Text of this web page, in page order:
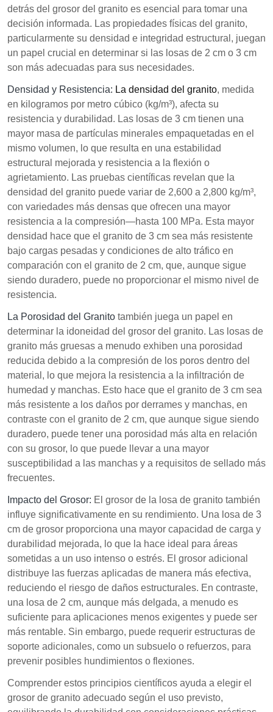
detrás del grosor del granito es esencial para tomar una
decisión informada. Las propiedades físicas del granito,
particularmente su densidad e integridad estructural, juegan
un papel crucial en determinar si las losas de 2 cm o 3 cm
son más adecuadas para sus necesidades.
Densidad y Resistencia: La densidad del granito, medida
en kilogramos por metro cúbico (kg/m³), afecta su
resistencia y durabilidad. Las losas de 3 cm tienen una
mayor masa de partículas minerales empaquetadas en el
mismo volumen, lo que resulta en una estabilidad
estructural mejorada y resistencia a la flexión o
agrietamiento. Las pruebas científicas revelan que la
densidad del granito puede variar de 2,600 a 2,800 kg/m³,
con variedades más densas que ofrecen una mayor
resistencia a la compresión—hasta 100 MPa. Esta mayor
densidad hace que el granito de 3 cm sea más resistente
bajo cargas pesadas y condiciones de alto tráfico en
comparación con el granito de 2 cm, que, aunque sigue
siendo duradero, puede no proporcionar el mismo nivel de
resistencia.
La Porosidad del Granito también juega un papel en
determinar la idoneidad del grosor del granito. Las losas de
granito más gruesas a menudo exhiben una porosidad
reducida debido a la compresión de los poros dentro del
material, lo que mejora la resistencia a la infiltración de
humedad y manchas. Esto hace que el granito de 3 cm sea
más resistente a los daños por derrames y manchas, en
contraste con el granito de 2 cm, que aunque sigue siendo
duradero, puede tener una porosidad más alta en relación
con su grosor, lo que puede llevar a una mayor
susceptibilidad a las manchas y a requisitos de sellado más
frecuentes.
Impacto del Grosor: El grosor de la losa de granito también
influye significativamente en su rendimiento. Una losa de 3
cm de grosor proporciona una mayor capacidad de carga y
durabilidad mejorada, lo que la hace ideal para áreas
sometidas a un uso intenso o estrés. El grosor adicional
distribuye las fuerzas aplicadas de manera más efectiva,
reduciendo el riesgo de daños estructurales. En contraste,
una losa de 2 cm, aunque más delgada, a menudo es
suficiente para aplicaciones menos exigentes y puede ser
más rentable. Sin embargo, puede requerir estructuras de
soporte adicionales, como un subsuelo o refuerzos, para
prevenir posibles hundimientos o flexiones.
Comprender estos principios científicos ayuda a elegir el
grosor de granito adecuado según el uso previsto,